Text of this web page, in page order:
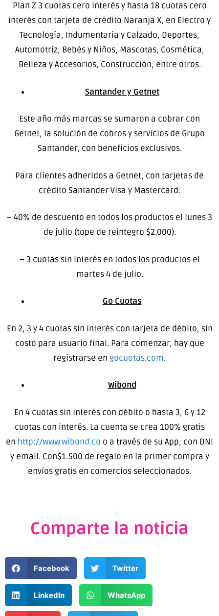
Plan Z 3 cuotas cero interés y hasta 18 cuotas cero
interés con tarjeta de crédito Naranja X, en Electro y
Tecnología, Indumentaria y Calzado, Deportes,
Automotriz, Bebés y Niños, Mascotas, Cosmética,
Belleza y Accesorios, Construcción, entre otros.
Santander y Getnet
Este año más marcas se sumaron a cobrar con
Getnet, la solución de cobros y servicios de Grupo
Santander, con beneficios exclusivos.
Para clientes adheridos a Getnet, con tarjetas de
crédito Santander Visa y Mastercard:
– 40% de descuento en todos los productos el lunes 3
de julio (tope de reintegro $2.000).
– 3 cuotas sin interés en todos los productos el
martes 4 de julio.
Go Cuotas
En 2, 3 y 4 cuotas sin interés con tarjeta de débito, sin
costo para usuario final. Para comenzar, hay que
registrarse en gocuotas.com.
Wibond
En 4 cuotas sin interés con débito o hasta 3, 6 y 12
cuotas con interés. La cuenta se crea 100% gratis
en http://www.wibond.co o a través de su App, con DNI
y email. Con$1.500 de regalo en la primer compra y
envíos gratis en comercios seleccionados.
Comparte la noticia
Facebook Twitter
LinkedIn WhatsApp